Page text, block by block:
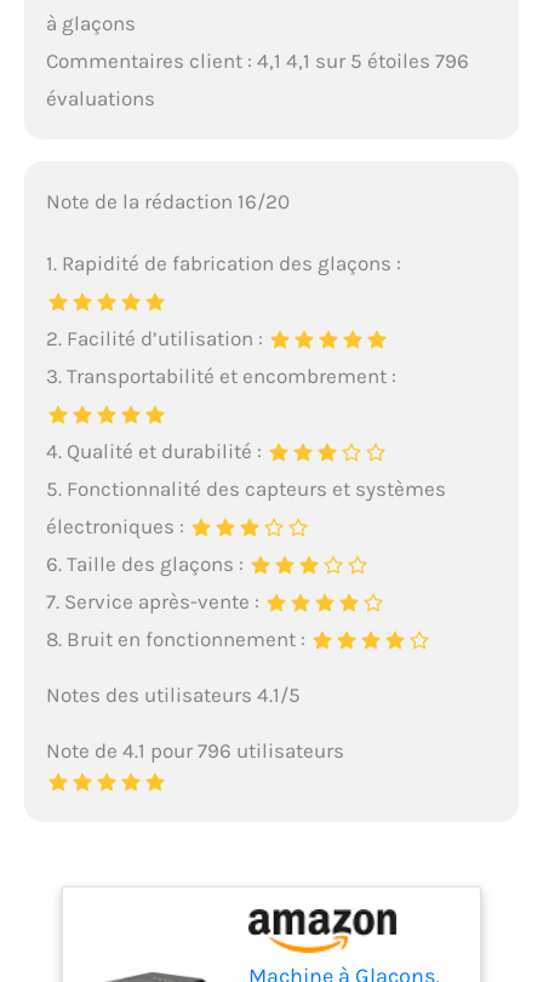
à glaçons
Commentaires client : 4,1 4,1 sur 5 étoiles 796
évaluations
Note de la rédaction 16/20
1. Rapidité de fabrication des glaçons :
2. Facilité d’utilisation :
3. Transportabilité et encombrement :
4. Qualité et durabilité :
5. Fonctionnalité des capteurs et systèmes
électroniques :
6. Taille des glaçons :
7. Service après-vente :
8. Bruit en fonctionnement :
Notes des utilisateurs 4.1/5
Note de 4.1 pour 796 utilisateurs
Machine à Glaçons,